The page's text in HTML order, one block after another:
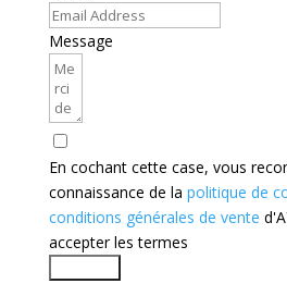
Message
En cochant cette case, vous
connaissance de la politique de
conditions générales de vente
accepter les termes